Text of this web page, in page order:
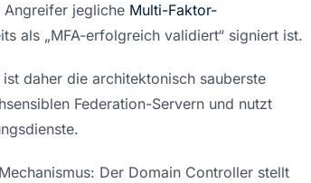
Angreifer jegliche Multi-Faktor-
als „MFA-erfolgreich validiert“ signiert ist.
daher die architektonisch sauberste
Federation-Servern und nutzt
Der Domain Controller stellt